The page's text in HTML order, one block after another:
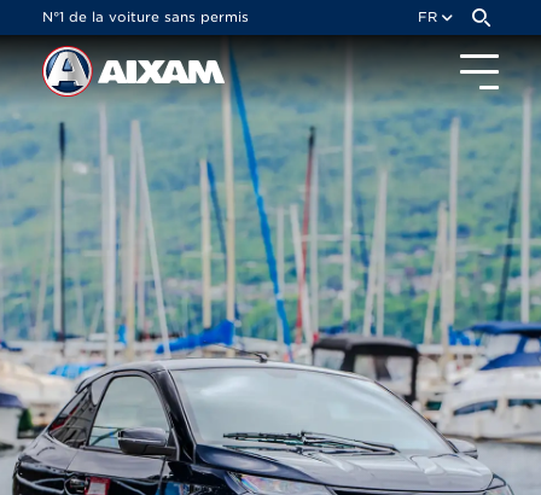
N°1 de la voiture sans permis FR
Panneau de gestion des cookies